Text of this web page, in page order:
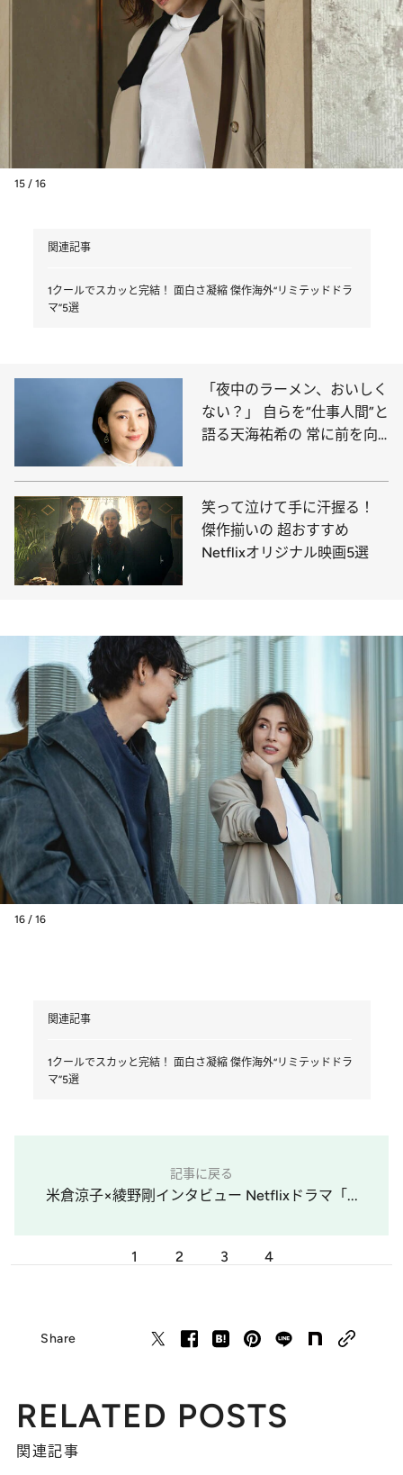
15 / 16
関連記事
1クールでスカッと完結！ 面白さ凝縮 傑作海外“リミテッドドラ
マ”5選
「夜中のラーメン、おいしく
ない？」 自らを“仕事人間”と
語る天海祐希の 常に前を向
笑って泣けて手に汗握る！
傑作揃いの 超おすすめ
Netflixオリジナル映画5選
16 / 16
関連記事
1クールでスカッと完結！ 面白さ凝縮 傑作海外“リミテッドドラ
マ”5選
記事に戻る
米倉涼子×綾野剛インタビュー Netflixドラマ「...
1 2 3 4
Share
RELATED POSTS
関連記事